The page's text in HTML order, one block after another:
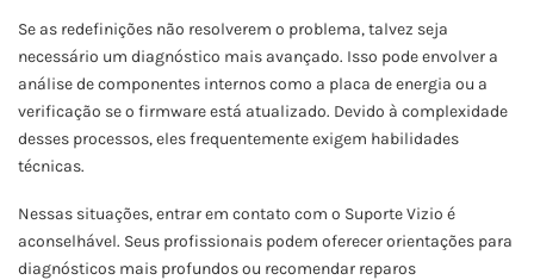
Se as redefinições não resolverem o problema, talvez seja
necessário um diagnóstico mais avançado. Isso pode envolver a
análise de componentes internos como a placa de energia ou a
verificação se o firmware está atualizado. Devido à complexidade
desses processos, eles frequentemente exigem habilidades
técnicas.
Nessas situações, entrar em contato com o Suporte Vizio é
aconselhável. Seus profissionais podem oferecer orientações para
diagnósticos mais profundos ou recomendar reparos